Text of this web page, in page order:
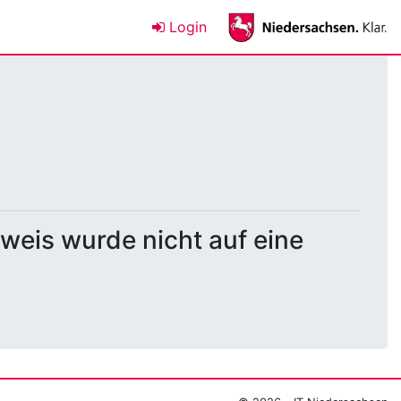
Login
wurde nicht auf eine